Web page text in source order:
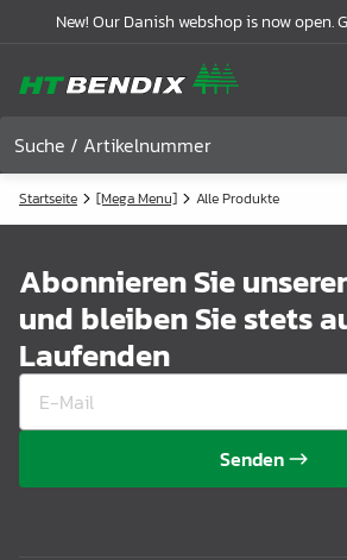
New! Our Danish webshop is now open.
Startseite [Mega Menu] Alle Produkte
Abonnieren Sie
und bleiben Sie stets
Laufenden
Senden